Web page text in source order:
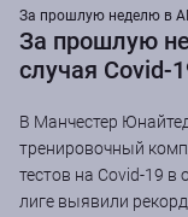
За прошлую неделю в
За прошлую
случая Covid-
В Манчестер
тренировочный
тестов на Covid-19
лиге выявили